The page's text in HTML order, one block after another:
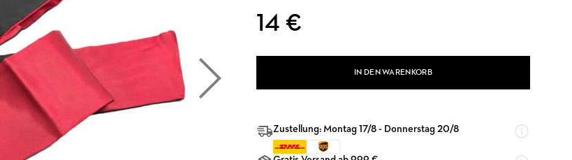
14 €
IN DEN WARENKORB
Zustellung: Montag 17/8 - Donnerstag 20/8